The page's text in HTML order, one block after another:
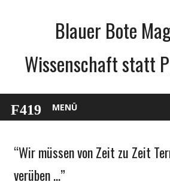
Blauer Bote
Wissenschaft statt
MENÜ
Gesellschaft
“Wir müssen von Zeit zu Zeit
verüben …”